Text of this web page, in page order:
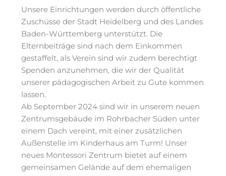
Unsere Einrichtungen werden durch öffentliche
Zuschüsse der Stadt Heidelberg und des Landes
Baden-Württemberg unterstützt. Die
Elternbeiträge sind nach dem Einkommen
gestaffelt, als Verein sind wir zudem berechtigt
Spenden anzunehmen, die wir der Qualität
unserer pädagogischen Arbeit zu Gute kommen
lassen.
Ab September 2024 sind wir in unserem neuen
Zentrumsgebäude im Rohrbacher Süden unter
einem Dach vereint, mit einer zusätzlichen
Außenstelle im Kinderhaus am Turm! Unser
neues Montessori Zentrum bietet auf einem
gemeinsamen Gelände auf dem ehemaligen